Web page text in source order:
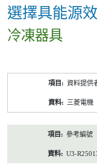
選擇具能源
冷凍器具
資料提供
三菱電機
參考編號
U3-